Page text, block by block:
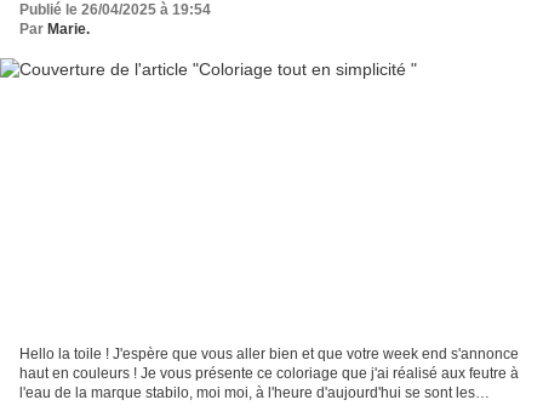
Publié le 26/04/2025 à 19:54
Par Marie.
Hello la toile ! J'espère que vous aller bien et que votre week end s'annonce
haut en couleurs ! Je vous présente ce coloriage que j'ai réalisé aux feutre à
l'eau de la marque stabilo, moi moi, à l'heure d'aujourd'hui se sont les